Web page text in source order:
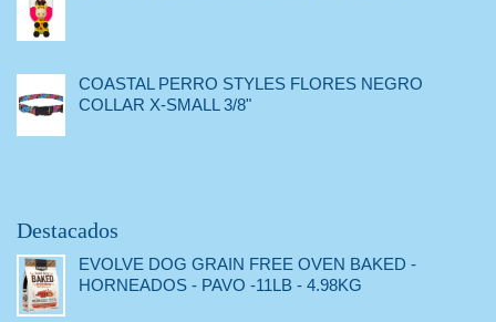
COASTAL PERRO STYLES FLORES NEGRO
COLLAR X-SMALL 3/8"
Destacados
EVOLVE DOG GRAIN FREE OVEN BAKED -
HORNEADOS - PAVO -11LB - 4.98KG